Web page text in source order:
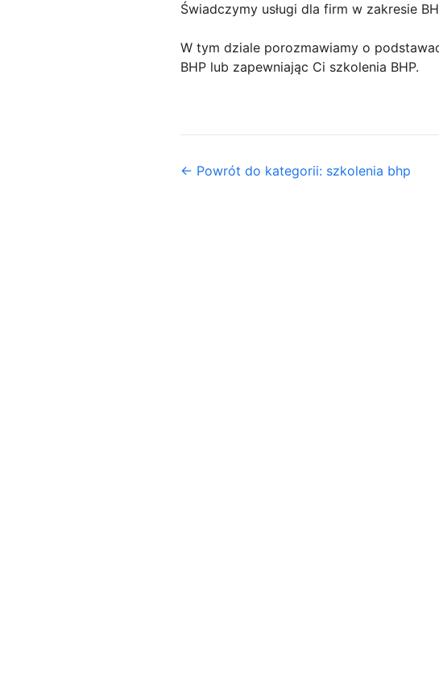
Świadczymy usługi dla firm w zakresie
W tym dziale porozmawiamy o
BHP lub zapewniając Ci szkolenia BHP.
← Powrót do kategorii: szkolenia bhp